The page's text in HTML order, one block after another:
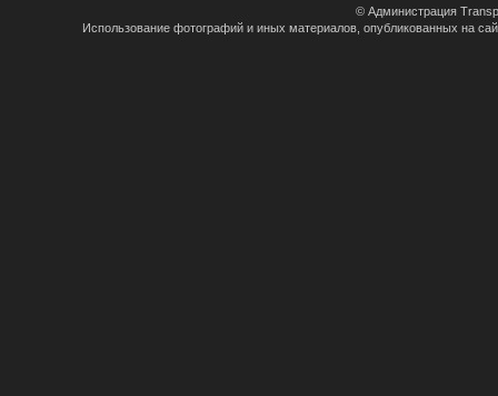
© Администрация
Использование фотографий и иных материалов, опубликованных на